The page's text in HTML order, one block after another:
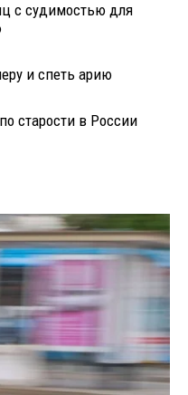
с судимостью для
и спеть арию
старости в России